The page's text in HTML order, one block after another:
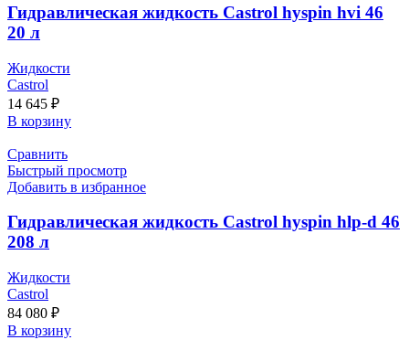
Гидравлическая жидкость Castrol hyspin hvi 46
20 л
Жидкости
Castrol
14 645 ₽
В корзину
Сравнить
Быстрый просмотр
Добавить в избранное
Гидравлическая жидкость Castrol hyspin hlp-d 46
208 л
Жидкости
Castrol
84 080 ₽
В корзину